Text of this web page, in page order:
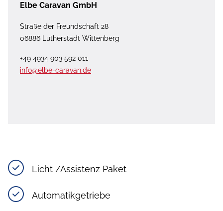
Elbe Caravan GmbH
Straße der Freundschaft 28
06886 Lutherstadt Wittenberg
+49 4934 903 592 011
info@elbe-caravan.de
Licht /Assistenz Paket
Automatikgetriebe